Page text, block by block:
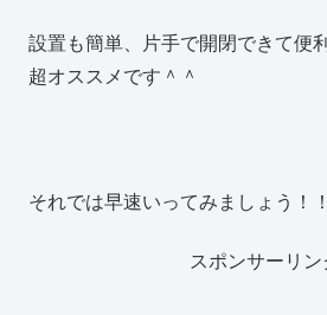
設置も簡単、片手で開閉できて便
超オススメです＾＾
それでは早速いってみましょう！！
スポンサーリン